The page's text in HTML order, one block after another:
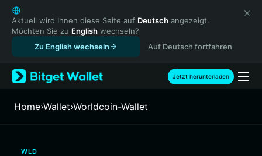
English
日本語
Tiếng Việt
Русский
Español (Latinoamérica)
Türkçe
Français
繁體中文
Aktuell wird Ihnen diese Seite auf Deutsch angezeigt.
Möchten Sie zu English wechseln?
Zu English wechseln
Auf Deutsch fortfahren
Jetzt herunterladen
Home›Wallet›Worldcoin-Wallet
WLD